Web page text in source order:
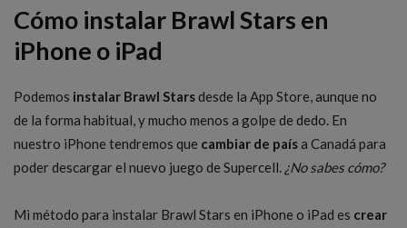
Cómo instalar Brawl Stars en
iPhone o iPad
Podemos instalar Brawl Starsdesde la App Store, aunque no
de la forma habitual, y mucho menos a golpe de dedo. En
nuestro iPhone tendremos que cambiar de paísa Canadá para
poder descargar el nuevo juego de Supercell. ¿No sabes cómo?
Mi método para instalar Brawl Stars en iPhone o iPad es crear